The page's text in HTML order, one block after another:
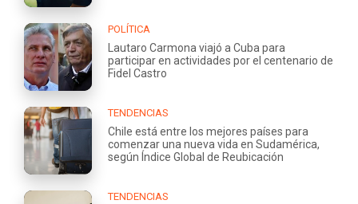
POLÍTICA
Lautaro Carmona viajó a Cuba para
participar en actividades por el centenario de
Fidel Castro
TENDENCIAS
Chile está entre los mejores países para
comenzar una nueva vida en Sudamérica,
según Índice Global de Reubicación
TENDENCIAS